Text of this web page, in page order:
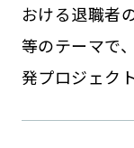
おける退職者
等のテーマで
発プロジェク